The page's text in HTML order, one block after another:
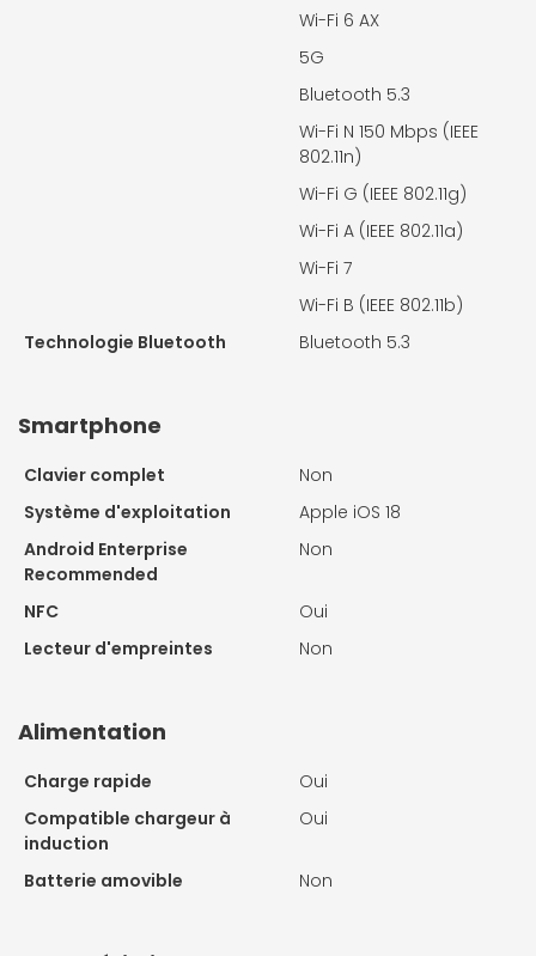
Wi-Fi 6 AX
5G
Bluetooth 5.3
Wi-Fi N 150 Mbps (IEEE
802.11n)
Wi-Fi G (IEEE 802.11g)
Wi-Fi A (IEEE 802.11a)
Wi-Fi 7
Wi-Fi B (IEEE 802.11b)
Technologie Bluetooth
Bluetooth 5.3
Smartphone
Clavier complet
Non
Système d'exploitation
Apple iOS 18
Android Enterprise
Recommended
Non
NFC
Oui
Lecteur d'empreintes
Non
Alimentation
Charge rapide
Oui
Compatible chargeur à
induction
Oui
Batterie amovible Non